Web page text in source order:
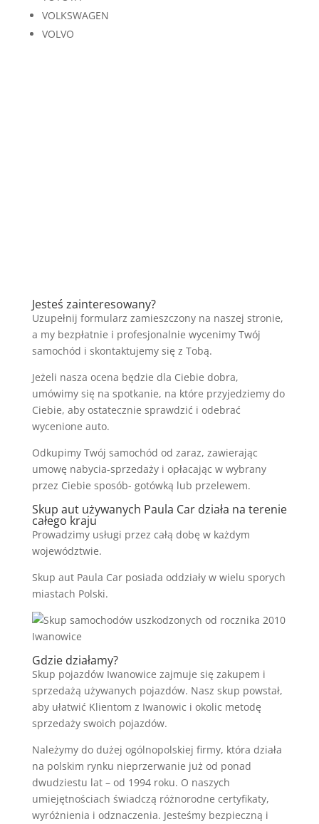
VOLKSWAGEN
VOLVO
Jesteś zainteresowany?
Uzupełnij formularz zamieszczony na naszej stronie,
a my bezpłatnie i profesjonalnie wycenimy Twój
samochód i skontaktujemy się z Tobą.
Jeżeli nasza ocena będzie dla Ciebie dobra,
umówimy się na spotkanie, na które przyjedziemy do
Ciebie, aby ostatecznie sprawdzić i odebrać
wycenione auto.
Odkupimy Twój samochód od zaraz, zawierając
umowę nabycia-sprzedaży i opłacając w wybrany
przez Ciebie sposób- gotówką lub przelewem.
Skup aut używanych Paula Car działa na terenie
całego kraju
Prowadzimy usługi przez całą dobę w każdym
województwie.
Skup aut Paula Car posiada oddziały w wielu sporych
miastach Polski.
Gdzie działamy?
Skup pojazdów Iwanowice zajmuje się zakupem i
sprzedażą używanych pojazdów. Nasz skup powstał,
aby ułatwić Klientom z Iwanowic i okolic metodę
sprzedaży swoich pojazdów.
Należymy do dużej ogólnopolskiej firmy, która działa
na polskim rynku nieprzerwanie już od ponad
dwudziestu lat – od 1994 roku. O naszych
umiejętnościach świadczą różnorodne certyfikaty,
wyróżnienia i odznaczenia. Jesteśmy bezpieczną i